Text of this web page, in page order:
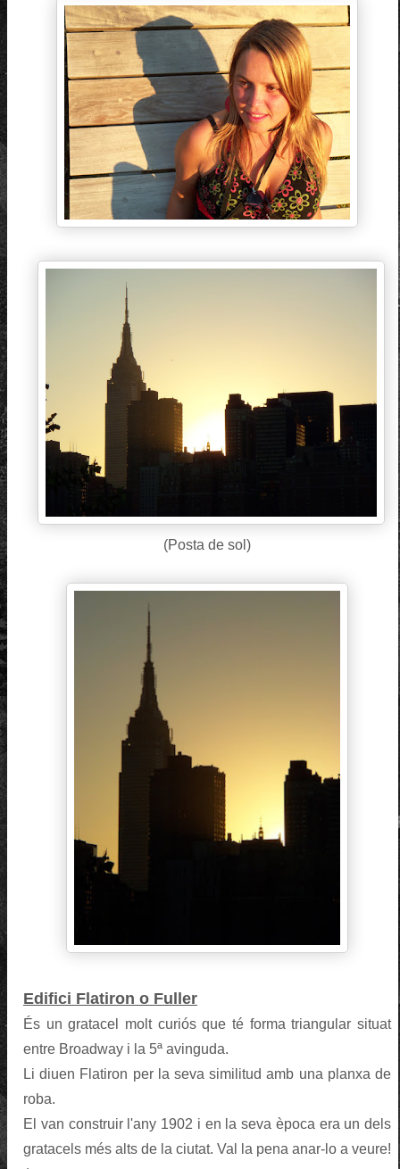
(Posta de sol)
Edifici Flatiron o Fuller
És un gratacel molt curiósque té forma triangular situat
entre Broadway i la 5ª avinguda.
Li diuen Flatiron per la seva similitud amb una planxa de
roba.
El van construir l'any 1902 i en la seva època era un dels
gratacels més alts de la ciutat. Val la pena anar-lo a veure!